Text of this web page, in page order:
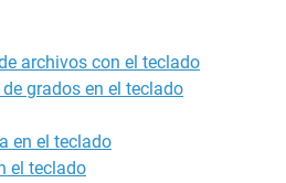
archivos con el teclado
grados en el teclado
en el teclado
el teclado